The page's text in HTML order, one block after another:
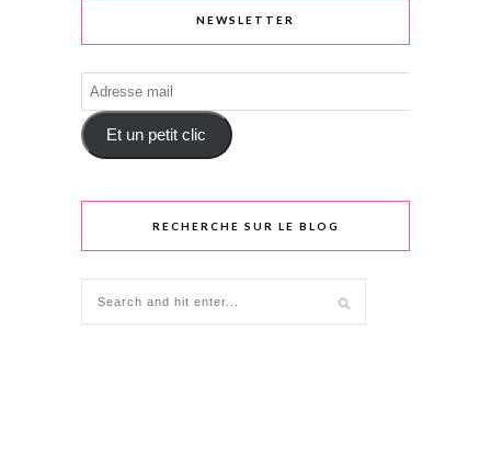
NEWSLETTER
Adresse
mail
Et un petit clic
RECHERCHE SUR LE BLOG